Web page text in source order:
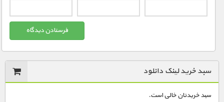
سبد خرید لینک دانلود
سبد خریدتان خالی است.